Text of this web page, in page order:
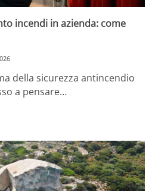
incendi in azienda: come
della sicurezza antincendio
a pensare…